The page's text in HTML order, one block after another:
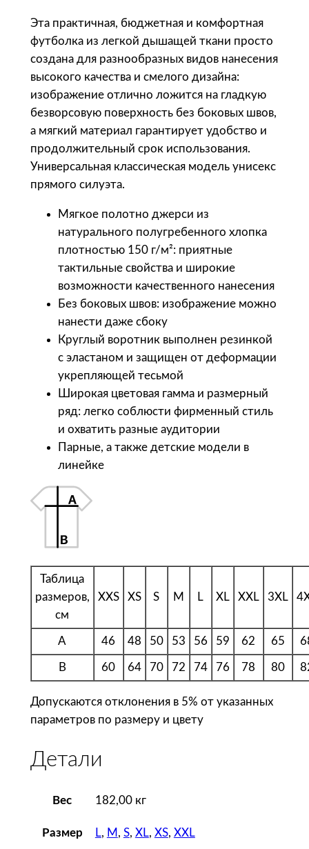
S
o
l
'
s
Ф
у
т
б
о
1
з
л
ы
а
й
Эта практичная, бюджетная и комфортная
футболка из легкой дышащей ткани просто
создана для разнообразных видов нанесения
высокого качества и смелого дизайна:
изображение отлично ложится на гладкую
безворсовую поверхность без боковых швов,
а мягкий материал гарантирует удобство и
продолжительный срок использования.
Универсальная классическая модель унисекс
прямого силуэта.
Мягкое полотно джерси из
натурального полугребенного хлопка
плотностью 150 г/м²: приятные
тактильные свойства и широкие
возможности качественного нанесения
Без боковых швов: изображение можно
нанести даже сбоку
Круглый воротник выполнен резинкой
с эластаном и защищен от деформации
укрепляющей тесьмой
Широкая цветовая гамма и размерный
ряд: легко соблюсти фирменный стиль
и охватить разные аудитории
Парные, а также детские модели в
линейке
Таблица
размеров,
см
XXS XS S M L XL XXL 3XL
A 46 48 50 53 56 59 62 65
B 60 64 70 72 74 76 78 80
Допускаются отклонения в 5% от указанных
параметров по размеру и цвету
Детали
Вес 182,00 кг
Размер L, M , S, XL, XS, XXL